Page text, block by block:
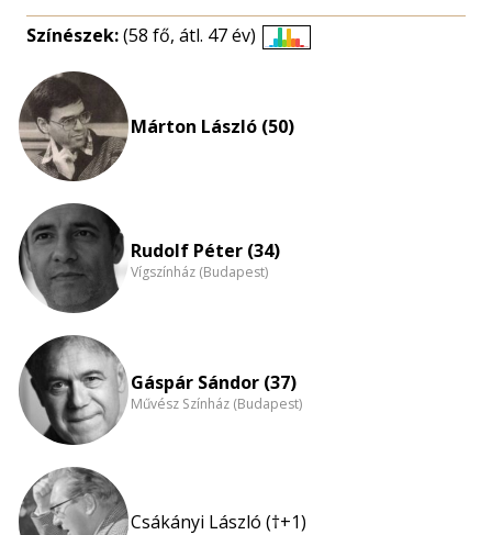
Színészek:(58 fő, átl. 47 év)
Márton László (50)
Rudolf Péter (34)
Vígszínház (Budapest)
Gáspár Sándor (37)
Művész Színház (Budapest)
Csákányi László (†+1)